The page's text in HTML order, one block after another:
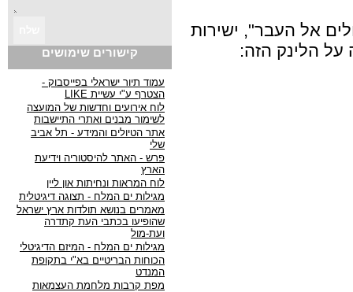
אל העבר", ישירות
הלינק הזה:
קישורים שימושים
עמוד תיור ישראלי בפייסבוק -
הצטרף ע"י עשיית LIKE
לוח אירועים וחדשות של המועצה
לשימור מבנים ואתרי התיישבות
אתר הטיולים והמידע - תל אביב
שלי
פרש - האתר להיסטוריה וידיעת
הארץ
לוח המראות ונחיתות און ליין
מגילות ים המלח - תצוגה דיגיטלית
מאמרים בנושא תולדות ארץ ישראל
שהופיעו בכתבי העת קתדרה
ועת-מול
מגילות ים המלח - המיזם הדיגיטלי
הכוחות הבריטיים בא"י בתקופת
המנדט
מפת קרבות מלחמת העצמאות